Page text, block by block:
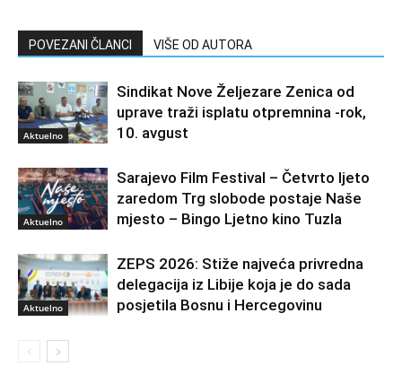
POVEZANI ČLANCI VIŠE OD AUTORA
Aktuelno
Sindikat Nove Željezare Zenica od
uprave traži isplatu otpremnina -rok,
10. avgust
Aktuelno
Sarajevo Film Festival – Četvrto ljeto
zaredom Trg slobode postaje Naše
mjesto – Bingo Ljetno kino Tuzla
Aktuelno
ZEPS 2026: Stiže najveća privredna
delegacija iz Libije koja je do sada
posjetila Bosnu i Hercegovinu